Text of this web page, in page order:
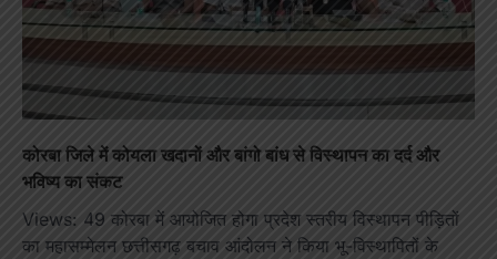
कोरबा जिले में कोयला खदानों और बांगो बांध से विस्थापन का दर्द और
भविष्य का संकट
Views: 49 कोरबा में आयोजित होगा प्रदेश स्तरीय विस्थापन पीड़ितों
का महासम्मेलन छत्तीसगढ़ बचाव आंदोलन ने किया भू-विस्थापितों के